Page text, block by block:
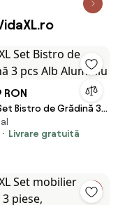
RON
Bistro de Grădină 3
Livrare gratuită